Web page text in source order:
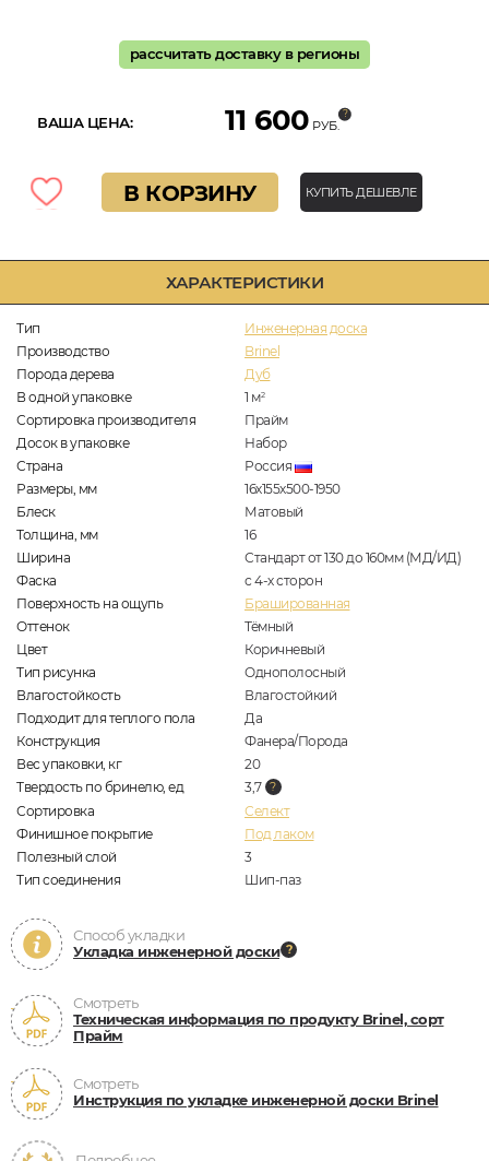
ХАРАКТЕРИСТИКИ
Тип
Инженерная доска
Производство
Brinel
Порода дерева
Дуб
В одной упаковке
1 м2
Сортировка производителя
Прайм
Досок в упаковке
Набор
Страна
Россия
Размеры, мм
16х155х500-1950
Блеск
Матовый
Толщина, мм
16
Ширина
Стандарт от 130 до 160мм (МД/ИД)
Фаска
с 4-х сторон
Поверхность на ощупь
Брашированная
Оттенок
Тёмный
Цвет
Коричневый
Тип рисунка
Однополосный
Влагостойкость
Влагостойкий
Подходит для теплого пола
Да
Конструкция
Фанера/Порода
Вес упаковки, кг
20
Твердость по бринелю, ед
3,7
Сортировка
Селект
Финишное покрытие
Под лаком
Полезный слой
3
Тип соединения
Шип-паз
Способ укладки
Укладка инженерной доски
Смотреть
Техническая информация по продукту Brinel, сорт
Прайм
Смотреть
Инструкция по укладке инженерной доски Brinel
рассчитать доставку в регионы
ВАША ЦЕНА: 11 600 РУБ.
В КОРЗИНУ КУПИТЬ ДЕШЕВЛЕ